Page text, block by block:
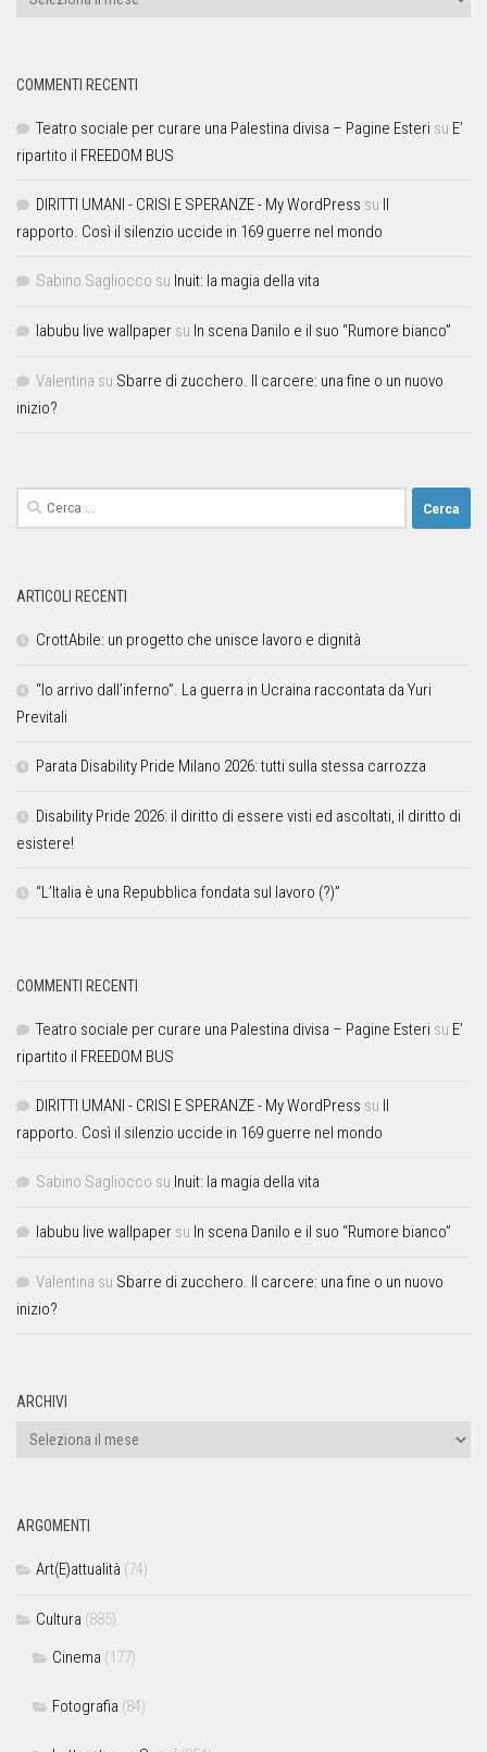
COMMENTI RECENTI
Teatro sociale per curare una Palestina divisa – Pagine Esteri su E’
ripartito il FREEDOM BUS
DIRITTI UMANI - CRISI E SPERANZE - My WordPress su
rapporto. Così il silenzio uccide in 169 guerre nel mondo
Sabino Sagliocco su Inuit: la magia della vita
labubu live wallpaper su In scena Danilo e il suo “Rumore bianco”
Valentina su Sbarre di zucchero. Il carcere: una fine o un nuovo
inizio?
ARTICOLI RECENTI
CrottAbile: un progetto che unisce lavoro e dignità
“Io arrivo dall’inferno”. La guerra in Ucraina raccontata da Yuri
Previtali
Parata Disability Pride Milano 2026: tutti sulla stessa carrozza
Disability Pride 2026: il diritto di essere visti ed ascoltati, il diritto di
esistere!
“L’Italia è una Repubblica fondata sul lavoro (?)”
COMMENTI RECENTI
Teatro sociale per curare una Palestina divisa – Pagine Esteri su E’
ripartito il FREEDOM BUS
DIRITTI UMANI - CRISI E SPERANZE - My WordPress su
rapporto. Così il silenzio uccide in 169 guerre nel mondo
Sabino Sagliocco su Inuit: la magia della vita
labubu live wallpaper su In scena Danilo e il suo “Rumore bianco”
Valentina su Sbarre di zucchero. Il carcere: una fine o un nuovo
inizio?
ARCHIVI
ARGOMENTI
Art(E)attualità (74)
Cultura (885)
Cinema (177)
Fotografia (84)